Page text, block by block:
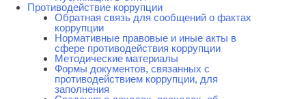
Противодействие коррупции
Обратная связь для сообщений о фактах
коррупции
Нормативные правовые и иные акты в
сфере противодействия коррупции
Методические материалы
Формы документов, связанных с
противодействием коррупции, для
заполнения